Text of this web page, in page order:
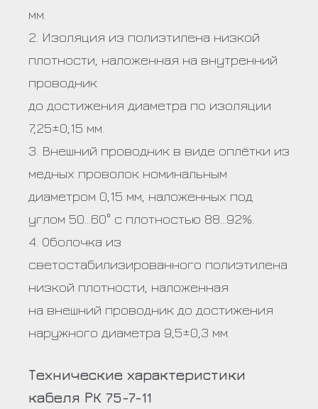
мм.
2. Изоляция из полиэтилена низкой
плотности, наложенная на внутренний
проводник
до достижения диаметра по изоляции
7,25±0,15 мм.
3. Внешний проводник в виде оплётки из
медных проволок номинальным
диаметром 0,15 мм, наложенных под
углом 50…60° с плотностью 88…92%.
4. Оболочка из
светостабилизированного полиэтилена
низкой плотности, наложенная
на внешний проводник до достижения
наружного диаметра 9,5±0,3 мм.
Технические характеристики
кабеля РК 75-7-11